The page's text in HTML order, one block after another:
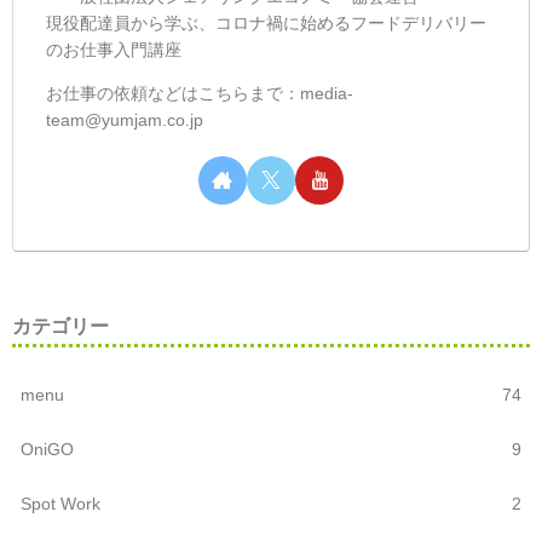
現役配達員から学ぶ、コロナ禍に始めるフードデリバリー
のお仕事入門講座
お仕事の依頼などはこちらまで：media-
team@yumjam.co.jp
カテゴリー
menu 74
OniGO 9
Spot Work 2